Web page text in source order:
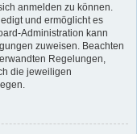
anmelden zu können.
und ermöglicht es
Administration kann
zuweisen. Beachten
Regelungen,
die jeweiligen